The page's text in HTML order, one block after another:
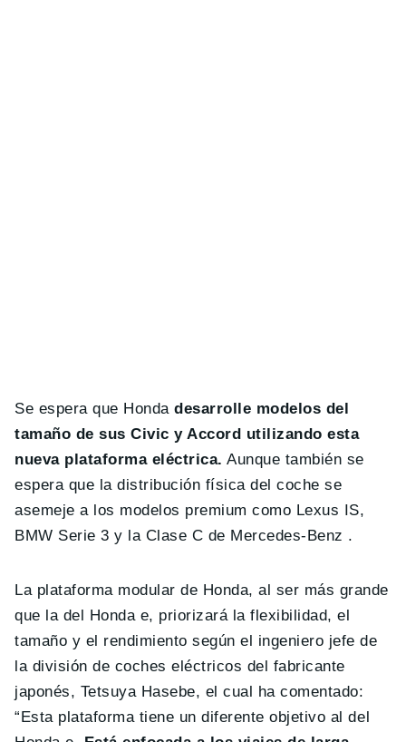
Se espera que Hondadesarrolle modelos del
tamaño de sus Civic y Accord utilizando esta
nueva plataforma eléctrica. Aunque también se
espera que la distribución física del coche se
asemeje a los modelos premium como Lexus IS,
BMW Serie 3 y la Clase C de Mercedes-Benz .
La plataforma modular de Honda, al ser más grande
que la del Honda e, priorizará la flexibilidad, el
tamaño y el rendimiento según el ingeniero jefe de
la división de coches eléctricos del fabricante
japonés, Tetsuya Hasebe, el cual ha comentado:
“Esta plataforma tiene un diferente objetivo al del